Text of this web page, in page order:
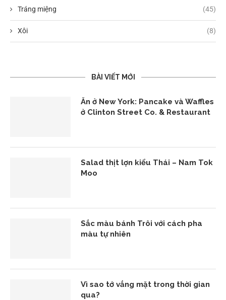
Tráng miệng (45)
Xôi (8)
BÀI VIẾT MỚI
Ăn ở New York: Pancake và Waffles
ở Clinton Street Co. & Restaurant
Salad thịt lợn kiểu Thái – Nam Tok
Moo
Sắc màu bánh Trôi với cách pha
màu tự nhiên
Vì sao tớ vắng mặt trong thời gian
qua?